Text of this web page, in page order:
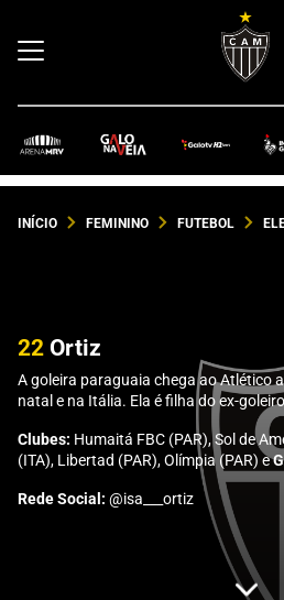
INÍCIO FEMININO FUTEBOL
22 Ortiz
A goleira paraguaia chega ao Atlético
natal e na Itália. Ela é filha do ex-
Clubes: Humaitá FBC (PAR), Sol de
(ITA), Libertad (PAR), Olímpia (PAR) e
Rede Social: @isa___ortiz